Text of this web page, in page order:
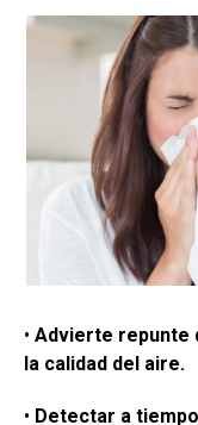
• Advierte repunte
la calidad del aire.
• Detectar a